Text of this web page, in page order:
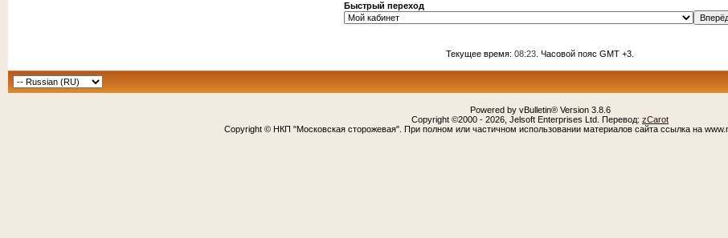
Быстрый переход
Текущее время: 08:23 . Часовой пояс GMT +3.
Powered by vBulletin® Version 3.8.6
Copyright ©2000 - 2026, Jelsoft Enterprises Ltd. Перевод: zCarot
Copyright © НКП "Московская сторожевая". При полном или частичном использовании материалов сайта ссылка на